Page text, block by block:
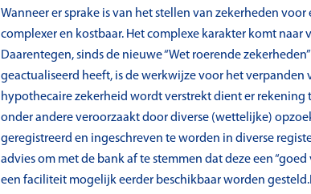
Wanneer er sprake is van het stellen van zekerheden
complexer en kostbaar. Het complexe karakter komt
Daarentegen, sinds de nieuwe “Wet roerende
geactualiseerd heeft, is de werkwijze voor het
hypothecaire zekerheid wordt verstrekt dient er
onder andere veroorzaakt door diverse (wettelijke)
geregistreerd en ingeschreven te worden in diverse
advies om met de bank af te stemmen dat deze een
een faciliteit mogelijk eerder beschikbaar worden